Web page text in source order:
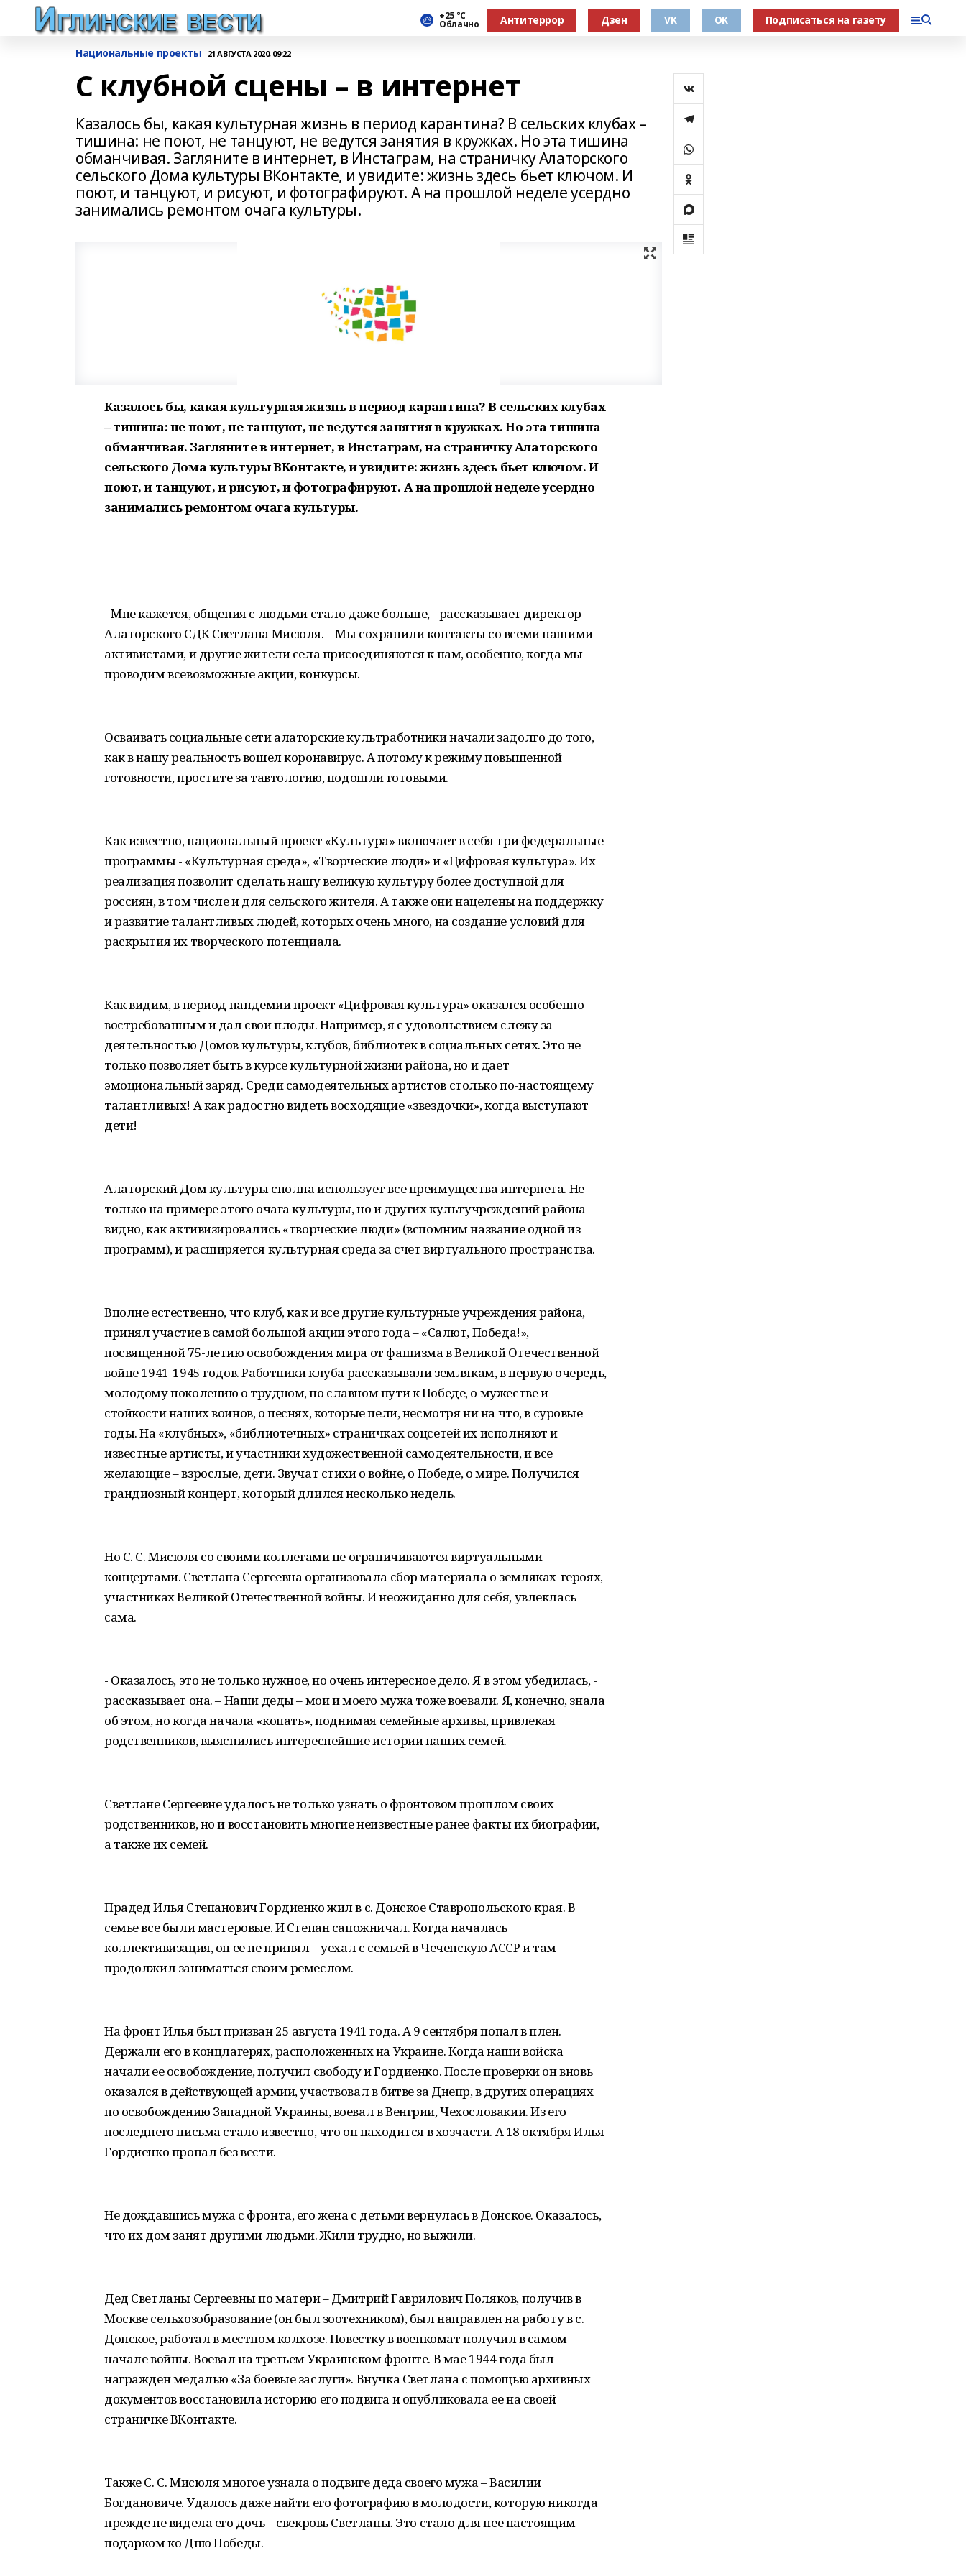
+25 °С
Облачно Антитеррор Дзен VK OK Подписаться на газету
Национальные проекты 21 АВГУСТА 2020, 09:22
С клубной сцены – в интернет
Казалось бы, какая культурная жизнь в период карантина? В сельских клубах –
тишина: не поют, не танцуют, не ведутся занятия в кружках. Но эта тишина
обманчивая. Загляните в интернет, в Инстаграм, на страничку Алаторского
сельского Дома культуры ВКонтакте, и увидите: жизнь здесь бьет ключом. И
поют, и танцуют, и рисуют, и фотографируют. А на прошлой неделе усердно
занимались ремонтом очага культуры.
Казалось бы, какая культурная жизнь в период карантина? В сельских клубах
– тишина: не поют, не танцуют, не ведутся занятия в кружках. Но эта тишина
обманчивая. Загляните в интернет, в Инстаграм, на страничку Алаторского
сельского Дома культуры ВКонтакте, и увидите: жизнь здесь бьет ключом. И
поют, и танцуют, и рисуют, и фотографируют. А на прошлой неделе усердно
занимались ремонтом очага культуры.
- Мне кажется, общения с людьми стало даже больше, - рассказывает директор
Алаторского СДК Светлана Мисюля. – Мы сохранили контакты со всеми нашими
активистами, и другие жители села присоединяются к нам, особенно, когда мы
проводим всевозможные акции, конкурсы.
Осваивать социальные сети алаторские культработники начали задолго до того,
как в нашу реальность вошел коронавирус. А потому к режиму повышенной
готовности, простите за тавтологию, подошли готовыми.
Как известно, национальный проект «Культура» включает в себя три федеральные
программы - «Культурная среда», «Творческие люди» и «Цифровая культура». Их
реализация позволит сделать нашу великую культуру более доступной для
россиян, в том числе и для сельского жителя. А также они нацелены на поддержку
и развитие талантливых людей, которых очень много, на создание условий для
раскрытия их творческого потенциала.
Как видим, в период пандемии проект «Цифровая культура» оказался особенно
востребованным и дал свои плоды. Например, я с удовольствием слежу за
деятельностью Домов культуры, клубов, библиотек в социальных сетях. Это не
только позволяет быть в курсе культурной жизни района, но и дает
эмоциональный заряд. Среди самодеятельных артистов столько по-настоящему
талантливых! А как радостно видеть восходящие «звездочки», когда выступают
дети!
Алаторский Дом культуры сполна использует все преимущества интернета. Не
только на примере этого очага культуры, но и других культучреждений района
видно, как активизировались «творческие люди» (вспомним название одной из
программ), и расширяется культурная среда за счет виртуального пространства.
Вполне естественно, что клуб, как и все другие культурные учреждения района,
принял участие в самой большой акции этого года – «Салют, Победа!»,
посвященной 75-летию освобождения мира от фашизма в Великой Отечественной
войне 1941-1945 годов. Работники клуба рассказывали землякам, в первую очередь,
молодому поколению о трудном, но славном пути к Победе, о мужестве и
стойкости наших воинов, о песнях, которые пели, несмотря ни на что, в суровые
годы. На «клубных», «библиотечных» страничках соцсетей их исполняют и
известные артисты, и участники художественной самодеятельности, и все
желающие – взрослые, дети. Звучат стихи о войне, о Победе, о мире. Получился
грандиозный концерт, который длился несколько недель.
Но С. С. Мисюля со своими коллегами не ограничиваются виртуальными
концертами. Светлана Сергеевна организовала сбор материала о земляках-героях,
участниках Великой Отечественной войны. И неожиданно для себя, увлеклась
сама.
- Оказалось, это не только нужное, но очень интересное дело. Я в этом убедилась, -
рассказывает она. – Наши деды – мои и моего мужа тоже воевали. Я, конечно, знала
об этом, но когда начала «копать», поднимая семейные архивы, привлекая
родственников, выяснились интереснейшие истории наших семей.
Светлане Сергеевне удалось не только узнать о фронтовом прошлом своих
родственников, но и восстановить многие неизвестные ранее факты их биографии,
а также их семей.
Прадед Илья Степанович Гордиенко жил в с. Донское Ставропольского края. В
семье все были мастеровые. И Степан сапожничал. Когда началась
коллективизация, он ее не принял – уехал с семьей в Чеченскую АССР и там
продолжил заниматься своим ремеслом.
На фронт Илья был призван 25 августа 1941 года. А 9 сентября попал в плен.
Держали его в концлагерях, расположенных на Украине. Когда наши войска
начали ее освобождение, получил свободу и Гордиенко. После проверки он вновь
оказался в действующей армии, участвовал в битве за Днепр, в других операциях
по освобождению Западной Украины, воевал в Венгрии, Чехословакии. Из его
последнего письма стало известно, что он находится в хозчасти. А 18 октября Илья
Гордиенко пропал без вести.
Не дождавшись мужа с фронта, его жена с детьми вернулась в Донское. Оказалось,
что их дом занят другими людьми. Жили трудно, но выжили.
Дед Светланы Сергеевны по матери – Дмитрий Гаврилович Поляков, получив в
Москве сельхозобразование (он был зоотехником), был направлен на работу в с.
Донское, работал в местном колхозе. Повестку в военкомат получил в самом
начале войны. Воевал на третьем Украинском фронте. В мае 1944 года был
награжден медалью «За боевые заслуги». Внучка Светлана с помощью архивных
документов восстановила историю его подвига и опубликовала ее на своей
страничке ВКонтакте.
Также С. С. Мисюля многое узнала о подвиге деда своего мужа – Василии
Богдановиче. Удалось даже найти его фотографию в молодости, которую никогда
прежде не видела его дочь – свекровь Светланы. Это стало для нее настоящим
подарком ко Дню Победы.